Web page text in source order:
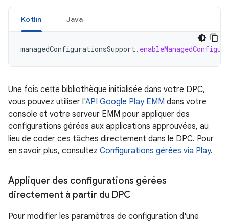
Kotlin Java
managedConfigurationsSupport.
Une fois cette bibliothèque initialisée dans votre DPC,
vous pouvez utiliser l'API Google Play EMM dans votre
console et votre serveur EMM pour appliquer des
configurations gérées aux applications approuvées, au
lieu de coder ces tâches directement dans le DPC. Pour
en savoir plus, consultez Configurations gérées via Play.
Appliquer des configurations gérées
directement à partir du DPC
Pour modifier les paramètres de configuration d'une